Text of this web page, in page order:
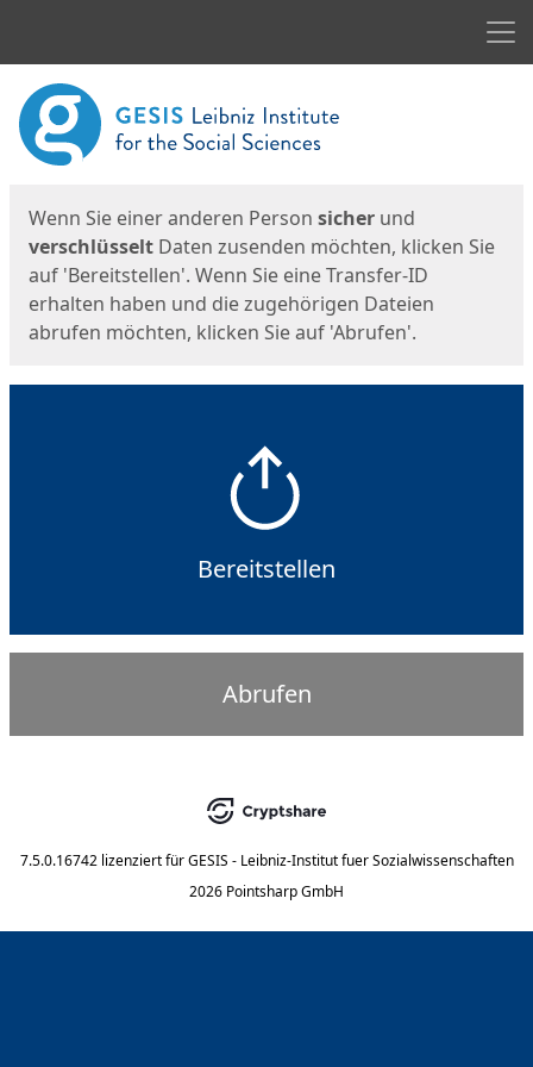
Start
Wenn Sie einer anderen Person sicher und
verschlüsselt Daten zusenden möchten, klicken Sie
auf 'Bereitstellen'. Wenn Sie eine Transfer-ID
erhalten haben und die zugehörigen Dateien
abrufen möchten, klicken Sie auf 'Abrufen'.
Bereitstellen
Abrufen
7.5.0.16742 lizenziert für GESIS - Leibniz-Institut fuer Sozialwissenschaften
2026 Pointsharp GmbH